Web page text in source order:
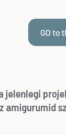
GO to
amigurumid